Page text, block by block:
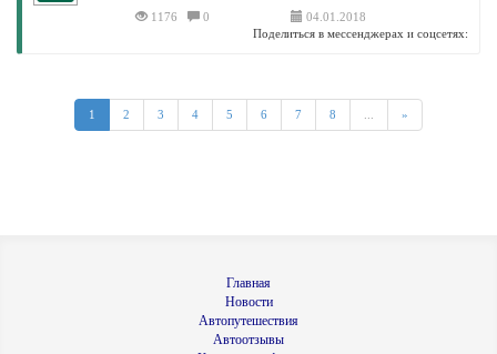
1176 0
04.01.2018
Поделиться в мессенджерах и соцсетях:
1 2 3 4 5 6 7 8 »
Главная
Новости
Автопутешествия
Автоотзывы